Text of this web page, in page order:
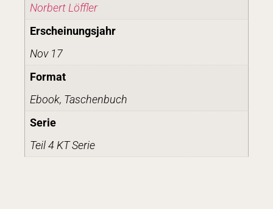
Norbert Löffler
Erscheinungsjahr
Nov 17
Format
Ebook, Taschenbuch
Serie
Teil 4 KT Serie